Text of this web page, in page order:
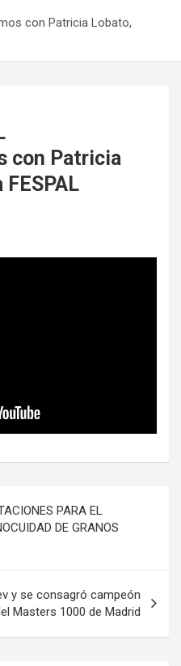
con Patricia Lobato,
con Patricia
PARA EL
DE GRANOS
y se consagró campeón
Masters 1000 de Madrid